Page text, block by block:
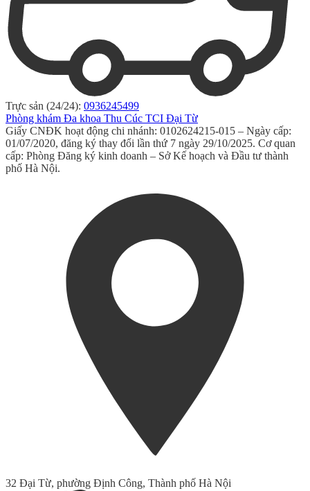
Trực sản (24/24): 0936245499
Phòng khám Đa khoa Thu Cúc TCI Đại Từ
Giấy CNĐK hoạt động chi nhánh: 0102624215-015 – Ngày cấp:
01/07/2020, đăng ký thay đổi lần thứ 7 ngày 29/10/2025. Cơ quan
cấp: Phòng Đăng ký kinh doanh – Sở Kế hoạch và Đầu tư thành
phố Hà Nội.
32 Đại Từ, phường Định Công, Thành phố Hà Nội